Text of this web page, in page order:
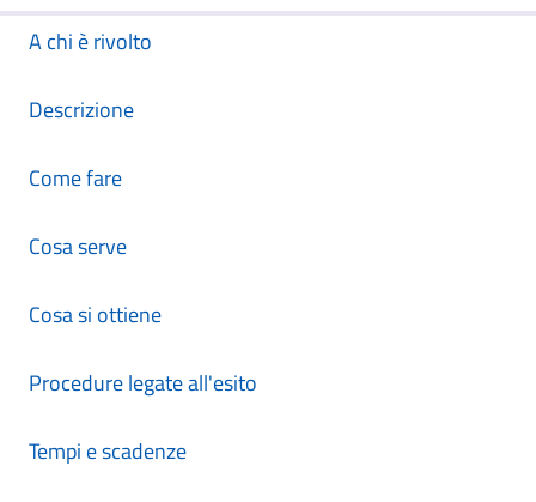
A chi è rivolto
Descrizione
Come fare
Cosa serve
Cosa si ottiene
Procedure legate all'esito
Tempi e scadenze